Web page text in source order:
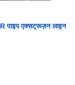
पाइप एक्सट्रूज़न लाइन